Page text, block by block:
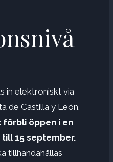
in elektroniskt via
de Castilla y León.
öppen i en
15 september.
tillhandahållas